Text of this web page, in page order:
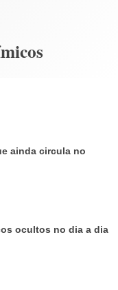
ainda circula no
ocultos no dia a dia